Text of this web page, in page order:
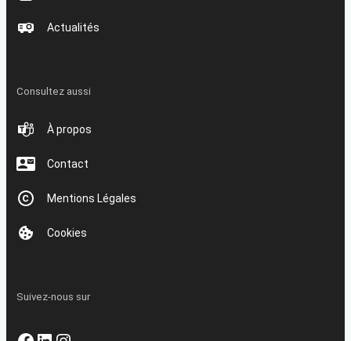
Actualités
Consultez aussi
À propos
Contact
Mentions Légales
Cookies
Suivez-nous sur